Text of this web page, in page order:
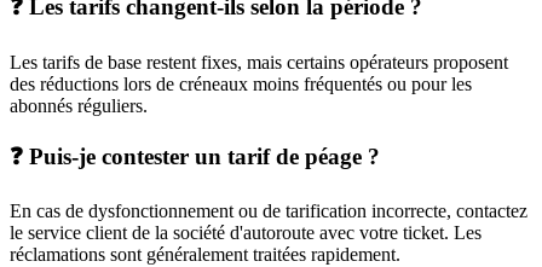
❓ Les tarifs changent-ils selon la période ?
Les tarifs de base restent fixes, mais certains opérateurs proposent
des réductions lors de créneaux moins fréquentés ou pour les
abonnés réguliers.
❓ Puis-je contester un tarif de péage ?
En cas de dysfonctionnement ou de tarification incorrecte, contactez
le service client de la société d'autoroute avec votre ticket. Les
réclamations sont généralement traitées rapidement.